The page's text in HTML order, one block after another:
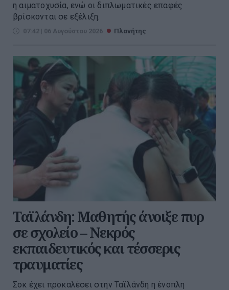
η αιματοχυσία, ενώ οι διπλωματικές επαφές
βρίσκονται σε εξέλιξη.
07:42 | 06 Αυγούστου 2026 Πλανήτης
Ταϊλάνδη: Μαθητής άνοιξε πυρ
σε σχολείο – Νεκρός
εκπαιδευτικός και τέσσερις
τραυματίες
Σοκ έχει προκαλέσει στην Ταϊλάνδη η ένοπλη